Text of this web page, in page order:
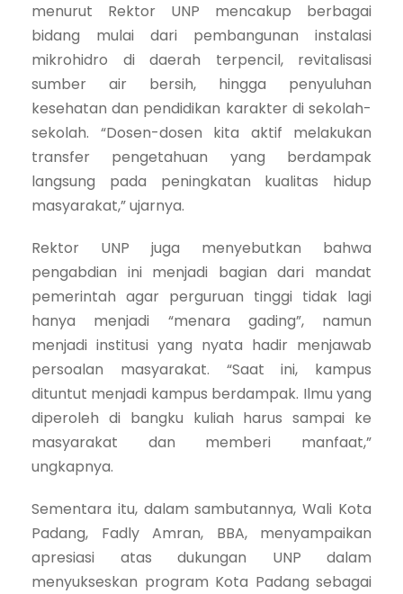
menurut Rektor UNP mencakup berbagai
bidang mulai dari pembangunan instalasi
mikrohidro di daerah terpencil, revitalisasi
sumber air bersih, hingga penyuluhan
kesehatan dan pendidikan karakter di sekolah-
sekolah. “Dosen-dosen kita aktif melakukan
transfer pengetahuan yang berdampak
langsung pada peningkatan kualitas hidup
masyarakat,” ujarnya.
Rektor UNP juga menyebutkan bahwa
pengabdian ini menjadi bagian dari mandat
pemerintah agar perguruan tinggi tidak lagi
hanya menjadi “menara gading”, namun
menjadi institusi yang nyata hadir menjawab
persoalan masyarakat. “Saat ini, kampus
dituntut menjadi kampus berdampak. Ilmu yang
diperoleh di bangku kuliah harus sampai ke
masyarakat dan memberi manfaat,”
ungkapnya.
Sementara itu, dalam sambutannya, Wali Kota
Padang, Fadly Amran, BBA, menyampaikan
apresiasi atas dukungan UNP dalam
menyukseskan program Kota Padang sebagai